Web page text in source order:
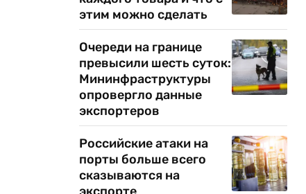
этим можно сделать
Очереди на границе
превысили шесть суток:
Мининфраструктуры
опровергло данные
экспортеров
Российские атаки на
порты больше всего
сказываются на